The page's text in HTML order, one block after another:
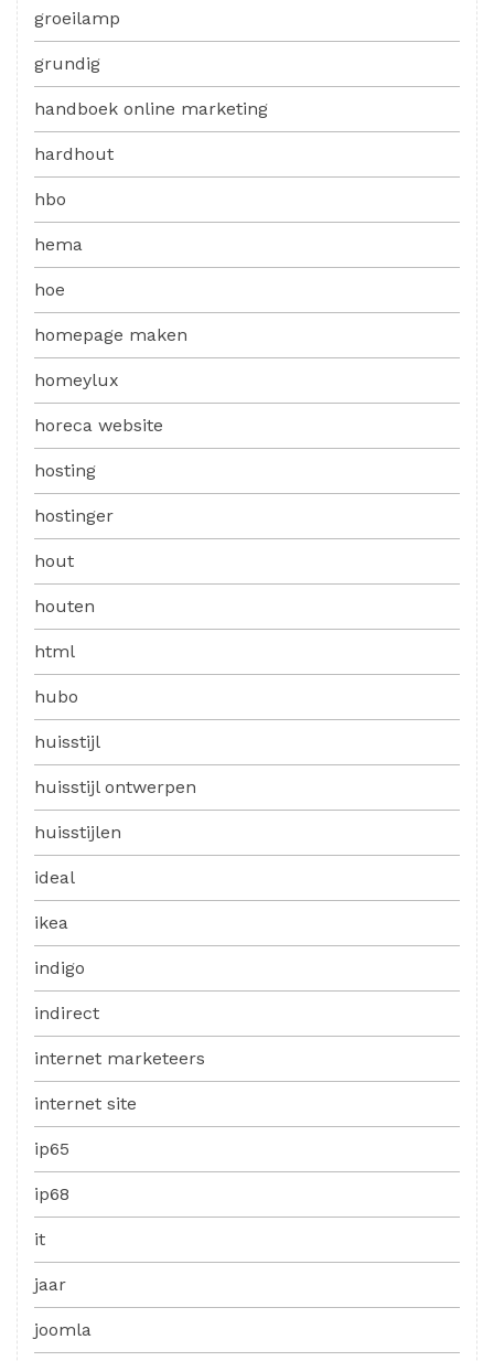
groeilamp
grundig
handboek online marketing
hardhout
hbo
hema
hoe
homepage maken
homeylux
horeca website
hosting
hostinger
hout
houten
html
hubo
huisstijl
huisstijl ontwerpen
huisstijlen
ideal
ikea
indigo
indirect
internet marketeers
internet site
ip65
ip68
it
jaar
joomla